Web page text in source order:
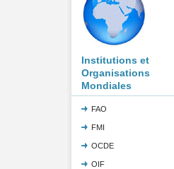
Institutions et
Organisations
Mondiales
FAO
FMI
OCDE
OIF